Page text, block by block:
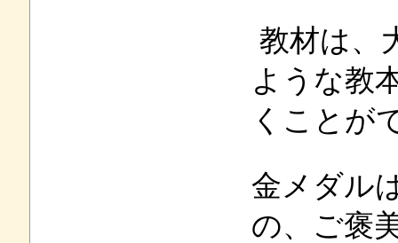
教材は、
ような教
くことが
金メダル
の、ご褒